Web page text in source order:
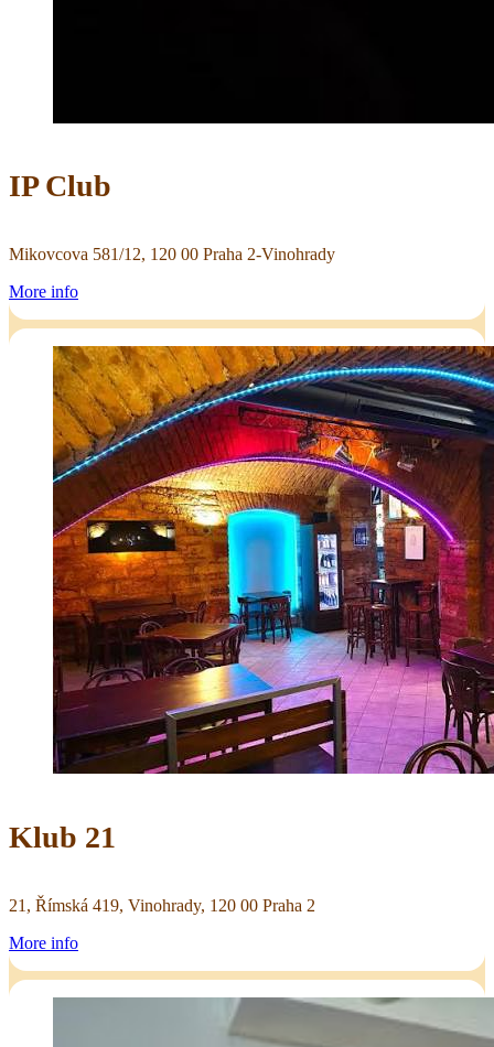
IP Club
Mikovcova 581/12, 120 00 Praha 2-Vinohrady
More info
Klub 21
21, Římská 419, Vinohrady, 120 00 Praha 2
More info